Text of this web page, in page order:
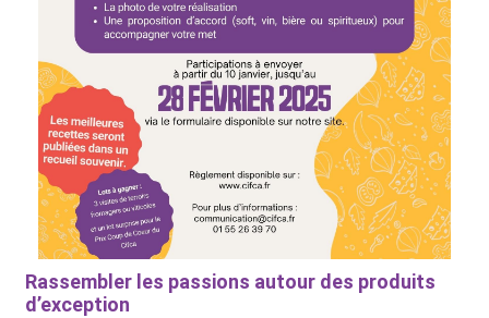
Rassembler les passions autour des produits
d’exception